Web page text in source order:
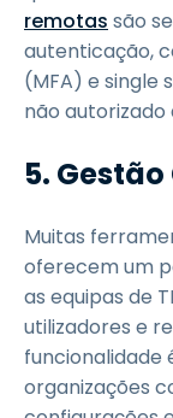
remotas são
autenticação,
(MFA) e single
não autorizado
5.
Muitas
oferecem um
as equipas de
utilizadores e
organizações